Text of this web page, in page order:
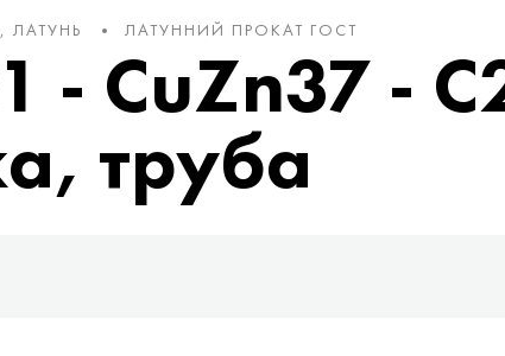
ЛАТУНЬ ЛАТУННИЙ ПРОКАТ ГОСТ
- СuZn37 -
труба